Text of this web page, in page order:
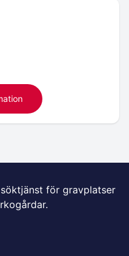
för gravplatser